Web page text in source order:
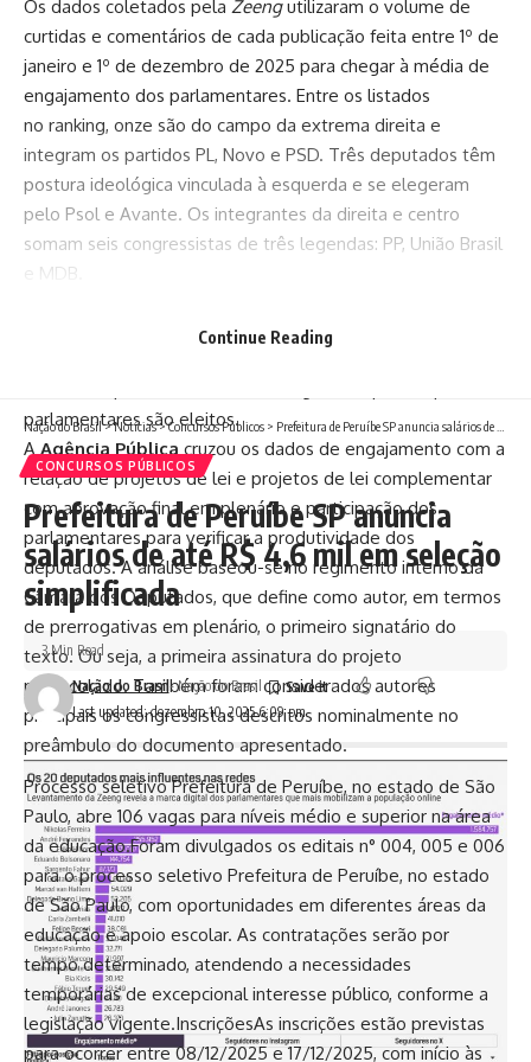
Os dados coletados pela Zeengutilizaram o volume de
curtidas e comentários de cada publicação feita entre 1º de
janeiro e 1º de dezembro de 2025 para chegar à média de
engajamento dos parlamentares. Entre os listados
no ranking, onze são do campo da extrema direita e
integram os partidos PL, Novo e PSD. Três deputados têm
postura ideológica vinculada à esquerda e se elegeram
pelo Psol e Avante. Os integrantes da direita e centro
somam seis congressistas de três legendas: PP, União Brasil
e MDB.
Atuação performática para as redes sociais tem garantido
parlamentares são eleitos.
AAgência Públicacruzou os dados de engajamento com a
relação de projetos de lei e projetos de lei complementar
com aprovação final em plenário e participação dos
parlamentares para verificar a produtividade dos
deputados. A análise baseou-se no regimento interno da
Câmara dos Deputados, que define como autor, em termos
de prerrogativas em plenário, o primeiro signatário do
texto. Ou seja, a primeira assinatura do projeto
protocolado. Também foram considerados autores
principais os congressistas descritos nominalmente no
preâmbulo do documento apresentado.
Continue Reading
Nação do Brasil>Notícias>Concursos Públicos > Prefeitura de Peruíbe SP anuncia salários de até R$ 4,6 mil em seleção simplificada
CONCURSOS PÚBLICOS
Prefeitura de Peruíbe SP anuncia
salários de até R$ 4,6 mil em seleção
simplificada
Last updated: dezembro 10, 2025 6:09 pm
Nação do Brasil- Nação do Brasil
3 Min Read
Processo seletivo Prefeitura de Peruíbe, no estado de São
Paulo, abre 106 vagas para níveis médio e superior na área
da educação.Foram divulgados os editais n° 004, 005 e 006
para o processo seletivo Prefeitura de Peruíbe, no estado
de São Paulo, com oportunidades em diferentes áreas da
educação e apoio escolar. As contratações serão por
tempo determinado, atendendo a necessidades
temporárias de excepcional interesse público, conforme a
legislação vigente.InscriçõesAs inscrições estão previstas
para ocorrer entre 08/12/2025 e 17/12/2025, com início às